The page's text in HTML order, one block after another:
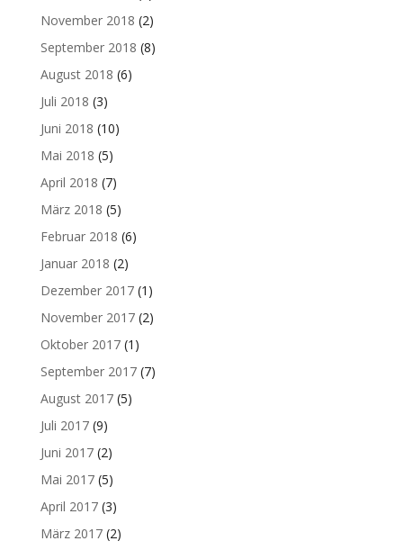
November 2018 (2)
September 2018 (8)
August 2018 (6)
Juli 2018 (3)
Juni 2018 (10)
Mai 2018 (5)
April 2018 (7)
März 2018 (5)
Februar 2018 (6)
Januar 2018 (2)
Dezember 2017(1)
November 2017(2)
Oktober 2017(1)
September 2017(7)
August 2017(5)
Juli 2017(9)
Juni 2017(2)
Mai 2017(5)
April 2017(3)
März 2017(2)